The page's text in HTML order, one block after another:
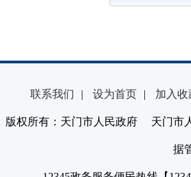
联系我们 | 设为首页 | 加入收
版权所有：天门市人民政府 天门市
据